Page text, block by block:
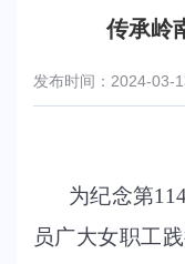
传承岭
发布时间：2024-03-
为纪念第
员广大女职工